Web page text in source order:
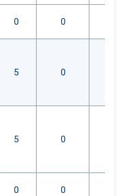
0 0
5 0
5 0
0 0